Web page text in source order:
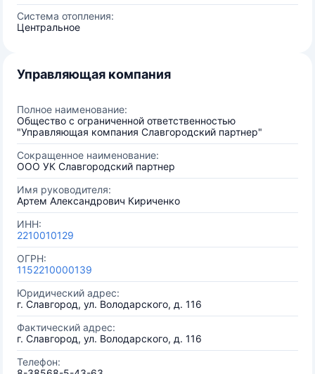
Система отопления:
Центральное
Управляющая компания
Полное наименование:
Общество с ограниченной ответственностью
"Управляющая компания Славгородский партнер"
Сокращенное наименование:
ООО УК Славгородский партнер
Имя руководителя:
Артем Александрович Кириченко
ИНН:
2210010129
ОГРН:
1152210000139
Юридический адрес:
г. Славгород, ул. Володарского, д. 116
Фактический адрес:
г. Славгород, ул. Володарского, д. 116
Телефон: